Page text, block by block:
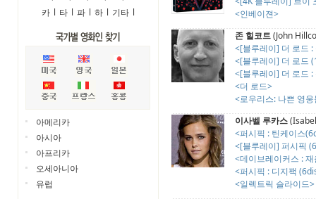
카 l 타 l 파 l 하 l 기타 l
아메리카
아시아
아프리카
오세아니아
유럽
<인베이젼>
존 힐코트(John
<[블루레이] 더 로드
<[블루레이] 더 로드
<[블루레이] 더 로드
<더 로드>
<로우리스: 나쁜 영
이사벨 루카스
<퍼시픽 : 틴케이스
<[블루레이] 퍼시픽
<데이브레이커스 :
<퍼시픽 : 디지팩
<일렉트릭 슬라이드>